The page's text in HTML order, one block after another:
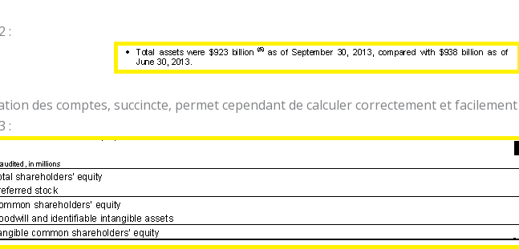
:
des comptes, succincte, permet cependant de calculer correctement et
: